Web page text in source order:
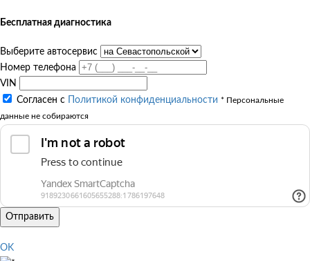
Бесплатная диагностика
Выберите автосервис
Номер телефона
VIN
Согласен с
Политикой конфиденциальности * Персональные
данные не собираются
Отправить
OK